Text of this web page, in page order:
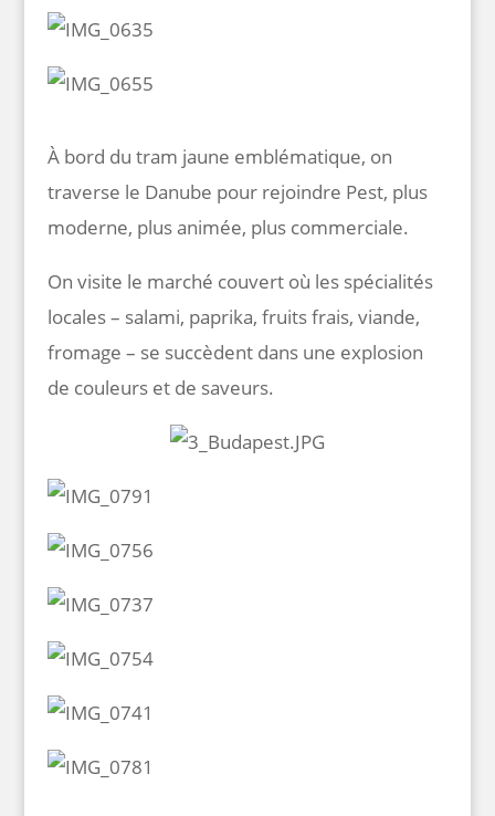
À bord du tram jaune emblématique, on
traverse le Danube pour rejoindre Pest, plus
moderne, plus animée, plus commerciale.
On visite le marché couvert où les spécialités
locales – salami, paprika, fruits frais, viande,
fromage – se succèdent dans une explosion
de couleurs et de saveurs.